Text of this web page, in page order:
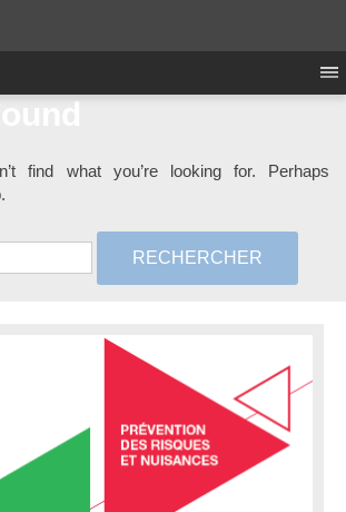
find what you’re looking for. Perhaps